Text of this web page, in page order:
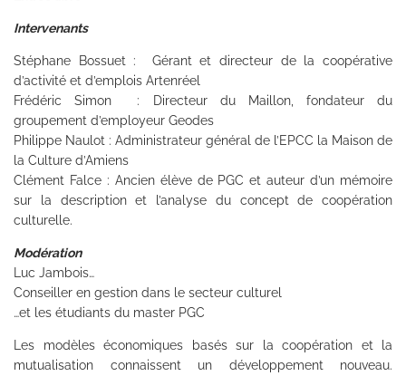
Intervenants
Stéphane Bossuet : Gérant et directeur de la coopérative
d’activité et d’emplois Artenréel
Frédéric Simon : Directeur du Maillon, fondateur du
groupement d’employeur Geodes
Philippe Naulot : Administrateur général de l’EPCC la Maison de
la Culture d’Amiens
Clément Falce : Ancien élève de PGC et auteur d’un mémoire
sur la description et l’analyse du concept de coopération
culturelle.
Modération
Luc Jambois…
Conseiller en gestion dans le secteur culturel
…et les étudiants du master PGC
Les modèles économiques basés sur la coopération et la
mutualisation connaissent un développement nouveau.